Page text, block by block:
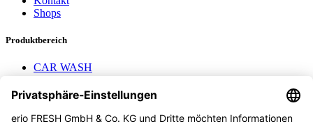
Shops
Produktbereich
CAR WASH
AEROTEC
Nayax Cashless
Pay with Me